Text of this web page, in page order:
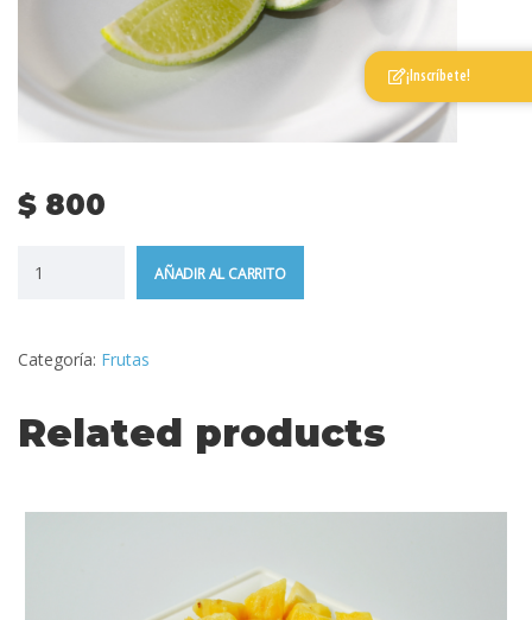
$ 800
AÑADIR AL CARRITO
Categoría: Frutas
Related products
¡Inscríbete!